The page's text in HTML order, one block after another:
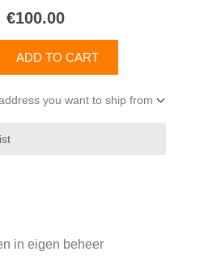
€100.00
you want to ship from
in eigen beheer